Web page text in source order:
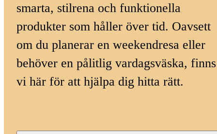
smarta, stilrena och funktionella
produkter som håller över tid. Oavsett
om du planerar en weekendresa eller
behöver en pålitlig vardagsväska, finns
vi här för att hjälpa dig hitta rätt.